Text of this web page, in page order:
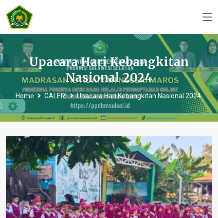
Upacara Hari Kebangkitan
Nasional 2024
Home GALERI Upacara Hari Kebangkitan Nasional 2024